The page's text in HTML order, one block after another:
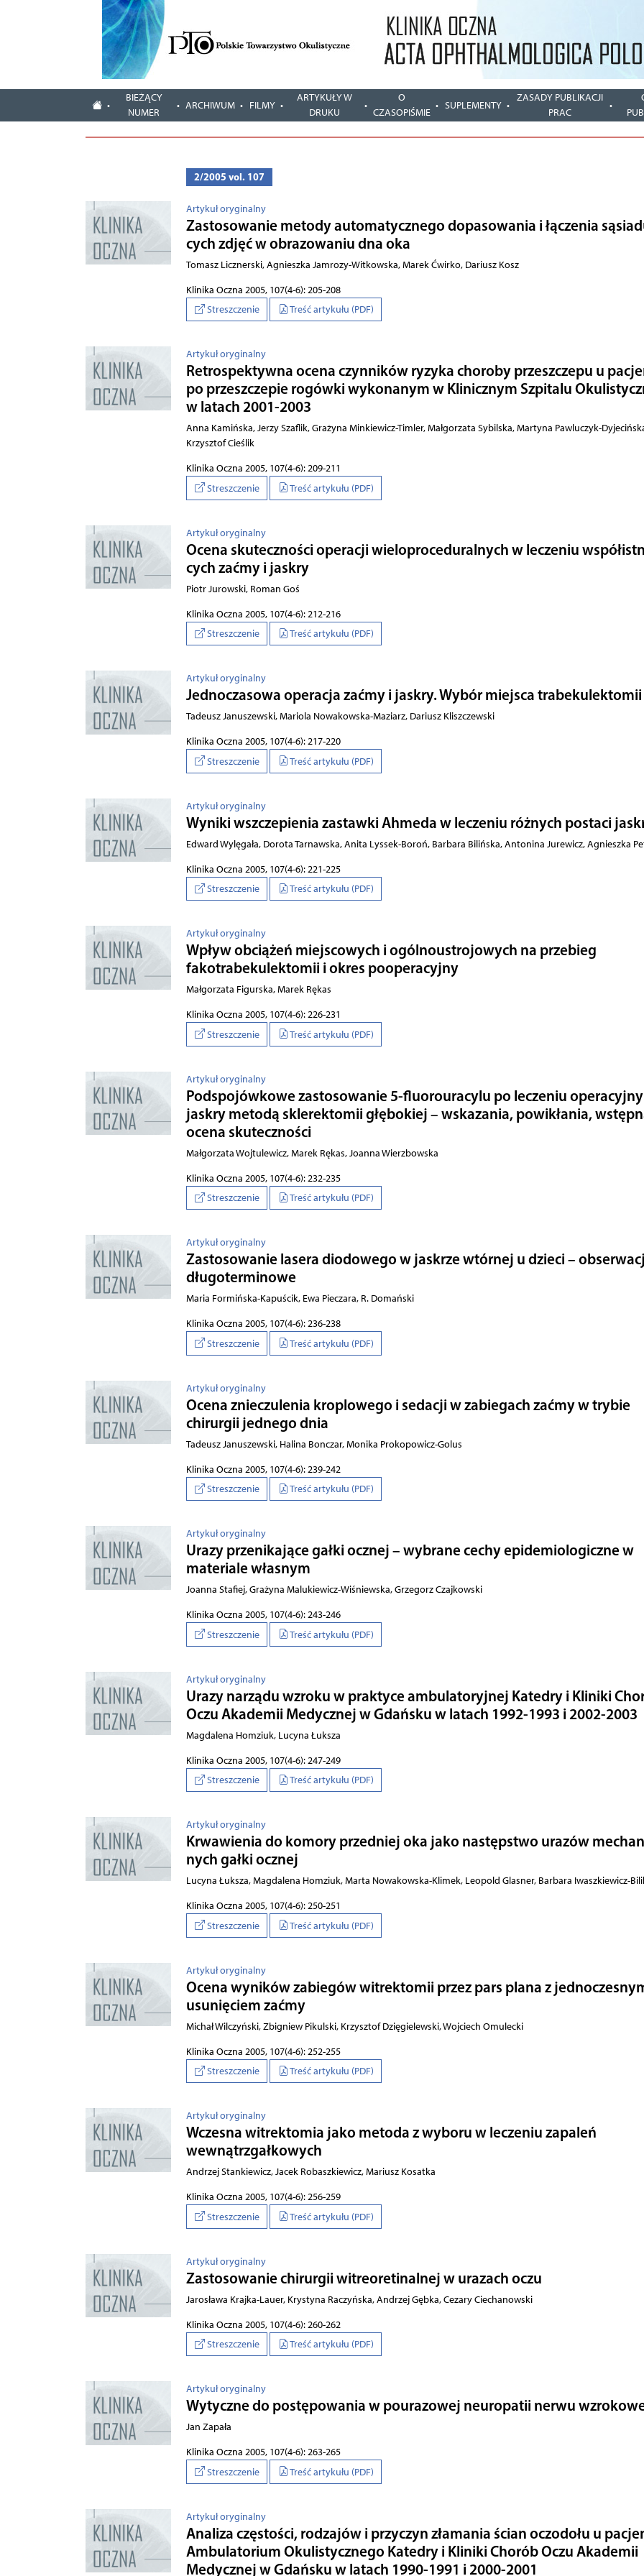
BIEŻĄCY
NUMER
ARCHIWUM FILMY
ARTYKUŁY W
DRUKU
O
CZASOPIŚMIE
SUPLEMENTY
ZASADY PUBLIKACJI
PRAC
2/2005 vol. 107
Artykuł oryginalny
Za­sto­so­wa­nie me­to­dy au­to­ma­tycz­ne­go do­pa­so­wa­nia i łą­cze­nia
cych zdjęć w ob­ra­zo­wa­niu dna oka
To­masz Licz­ner­ski, Agnieszka Jamrozy-Witkowska, Ma­rek Ćwir­ko, Da­riusz Ko­sz
Klinika Oczna 2005, 107(4-6): 205-208
Streszczenie
Treść artykułu (PDF)
Artykuł oryginalny
Re­tro­spek­tyw­na oce­na czyn­ni­ków ry­zy­ka cho­ro­by prze­szcze­pu u
po prze­szcze­pie ro­gów­ki wy­ko­na­nym w Kli­nicz­nym Szpi­ta­lu
w la­tach 2001-2003
Anna Kamińska, Jerzy Szaflik, Gra­ży­na Min­kie­wicz­-Ti­mler, Mał­go­rza­ta Sy­bil­ska, Mar­ty­na Paw­lu­czyk­-
Krzysz­tof Cie­ślik
Klinika Oczna 2005, 107(4-6): 209-211
Streszczenie
Treść artykułu (PDF)
Artykuł oryginalny
Oce­na sku­tecz­no­ści ope­ra­cji wie­lo­pro­ce­du­ral­nych w le­cze­niu
cych za­ćmy i ja­skry
Piotr Jurowski, Roman Goś
Klinika Oczna 2005, 107(4-6): 212-216
Streszczenie
Treść artykułu (PDF)
Artykuł oryginalny
Jednoczasowa operacja zaćmy i jaskry. Wybór miejsca trabekulektomii
Tadeusz Januszewski, Mariola Nowakowska-Maziarz, Dariusz Kliszczewski
Klinika Oczna 2005, 107(4-6): 217-220
Streszczenie
Treść artykułu (PDF)
Artykuł oryginalny
Wy­ni­ki wsz­cze­pie­nia za­staw­ki Ah­me­da w le­cze­niu róż­nych po­sta­ci
Edward Wylęgała, Dorota Tarnawska, Anita Lyssek-Boroń, Barbara Bilińska, Antonina Jurewicz, Agnieszka
Klinika Oczna 2005, 107(4-6): 221-225
Streszczenie
Treść artykułu (PDF)
Artykuł oryginalny
Wpływ obciążeń miejscowych i ogólnoustrojowych na przebieg
fakotrabekulektomii i okres pooperacyjny
Małgorzata Figurska, Marek Rękas
Klinika Oczna 2005, 107(4-6): 226-231
Streszczenie
Treść artykułu (PDF)
Artykuł oryginalny
Podspojówkowe zastosowanie 5-fluorouracylu po leczeniu
jaskry metodą sklerektomii głębokiej – wskazania, powikłania,
ocena skuteczności
Małgorzata Wojtulewicz, Marek Rękas, Joanna Wierzbowska
Klinika Oczna 2005, 107(4-6): 232-235
Streszczenie
Treść artykułu (PDF)
Artykuł oryginalny
Zastosowanie lasera diodowego w jaskrze wtórnej u dzieci –
długoterminowe
Maria Formińska-Kapuścik, Ewa Pieczara, R. Domański
Klinika Oczna 2005, 107(4-6): 236-238
Streszczenie
Treść artykułu (PDF)
Artykuł oryginalny
Ocena znieczulenia kroplowego i sedacji w zabiegach zaćmy w trybie
chirurgii jednego dnia
Tadeusz Januszewski, Halina Bonczar, Monika Prokopowicz-Golus
Klinika Oczna 2005, 107(4-6): 239-242
Streszczenie
Treść artykułu (PDF)
Artykuł oryginalny
Urazy przenikające gałki ocznej – wybrane cechy epidemiologiczne w
materiale własnym
Joanna Stafiej, Grażyna Malukiewicz-Wiśniewska, Grzegorz Czajkowski
Klinika Oczna 2005, 107(4-6): 243-246
Streszczenie
Treść artykułu (PDF)
Artykuł oryginalny
Urazy narządu wzroku w praktyce ambulatoryjnej Katedry i Kliniki
Oczu Akademii Medycznej w Gdańsku w latach 1992-1993 i 2002-2003
Magdalena Homziuk, Lucyna Łuksza
Klinika Oczna 2005, 107(4-6): 247-249
Streszczenie
Treść artykułu (PDF)
Artykuł oryginalny
Krwa­wie­nia do ko­mo­ry przed­niej oka ja­ko na­stęp­stwo ura­zów
nych gał­ki ocznej
Lucyna Łuksza, Magdalena Homziuk, Marta Nowakowska-Klimek, Leopold Glasner, Barbara Iwaszkiewicz-
Klinika Oczna 2005, 107(4-6): 250-251
Streszczenie
Treść artykułu (PDF)
Artykuł oryginalny
Oce­na wy­ni­ków za­bie­gów wi­trek­to­mii przez pars pla­na z
usu­nię­ciem za­ćmy
Michał Wilczyński, Zbigniew Pikulski, Krzysztof Dzięgielewski, Wojciech Omulecki
Klinika Oczna 2005, 107(4-6): 252-255
Streszczenie
Treść artykułu (PDF)
Artykuł oryginalny
Wczesna witrektomia jako metoda z wyboru w leczeniu zapaleń
wewnątrzgałkowych
Andrzej Stankiewicz, Jacek Robaszkiewicz, Mariusz Kosatka
Klinika Oczna 2005, 107(4-6): 256-259
Streszczenie
Treść artykułu (PDF)
Artykuł oryginalny
Zastosowanie chirurgii witreoretinalnej w urazach oczu
Jarosława Krajka-Lauer, Krystyna Raczyńska, Andrzej Gębka, Cezary Ciechanowski
Klinika Oczna 2005, 107(4-6): 260-262
Streszczenie
Treść artykułu (PDF)
Artykuł oryginalny
Wytyczne do postępowania w pourazowej neuropatii nerwu
Jan Zapała
Klinika Oczna 2005, 107(4-6): 263-265
Streszczenie
Treść artykułu (PDF)
Artykuł oryginalny
Analiza częstości, rodzajów i przyczyn złamania ścian oczodołu u
Ambulatorium Okulistycznego Katedry i Kliniki Chorób Oczu Akademii
Medycznej w Gdańsku w latach 1990-1991 i 2000-2001